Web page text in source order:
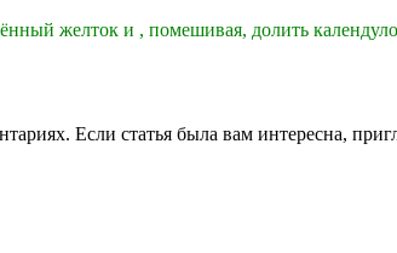
желток и , помешивая, долить
Если статья была вам интересна,